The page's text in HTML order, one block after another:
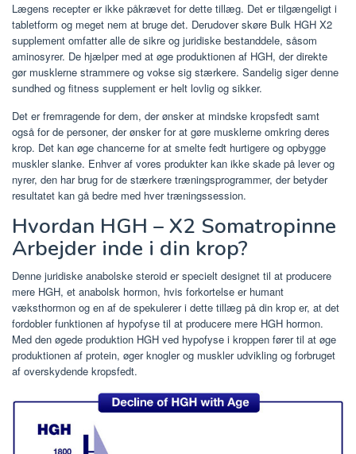
Lægens recepter er ikke påkrævet for dette tillæg. Det er tilgængeligt i
tabletform og meget nem at bruge det. Derudover skøre Bulk HGH X2
supplement omfatter alle de sikre og juridiske bestanddele, såsom
aminosyrer. De hjælper med at øge produktionen af ​​HGH, der direkte
gør musklerne strammere og vokse sig stærkere. Sandelig siger denne
sundhed og fitness supplement er helt lovlig og sikker.
Det er fremragende for dem, der ønsker at mindske kropsfedt samt
også for de personer, der ønsker for at gøre musklerne omkring deres
krop. Det kan øge chancerne for at smelte fedt hurtigere og opbygge
muskler slanke. Enhver af vores produkter kan ikke skade på lever og
nyrer, den har brug for de stærkere træningsprogrammer, der betyder
resultatet kan gå bedre med hver træningssession.
Hvordan HGH – X2 Somatropinne
Arbejder inde i din krop?
Denne juridiske anabolske steroid er specielt designet til at producere
mere HGH, et anabolsk hormon, hvis forkortelse er humant
væksthormon og en af ​​de spekulerer i dette tillæg på din krop er, at det
fordobler funktionen af ​​hypofyse til at producere mere HGH hormon.
Med den øgede produktion HGH ved hypofyse i kroppen fører til at øge
produktionen af ​​protein, øger knogler og muskler udvikling og forbruget
af overskydende kropsfedt.